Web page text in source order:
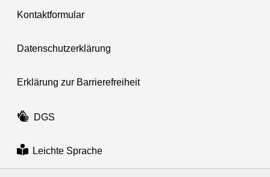
Kontaktformular
Datenschutzerklärung
Erklärung zur Barrierefreiheit
DGS
Leichte Sprache